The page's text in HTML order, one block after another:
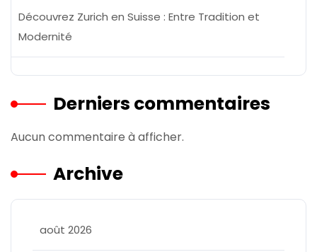
Découvrez Zurich en Suisse : Entre Tradition et
Modernité
Derniers commentaires
Aucun commentaire à afficher.
Archive
août 2026